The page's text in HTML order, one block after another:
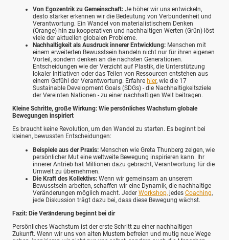
Von Egozentrik zu Gemeinschaft: Je höher wir uns entwickeln,
desto stärker erkennen wir die Bedeutung von Verbundenheit und
Verantwortung. Ein Wandel von materialistischem Denken
(Orange) hin zu kooperativen und nachhaltigen Werten (Grün) löst
viele der aktuellen globalen Probleme.
Nachhaltigkeit als Ausdruck innerer Entwicklung: Menschen mit
einem erweiterten Bewusstsein handeln nicht nur für ihren eigenen
Vorteil, sondern denken an die nächsten Generationen.
Entscheidungen wie der Verzicht auf Plastik, die Unterstützung
lokaler Initiativen oder das Teilen von Ressourcen entstehen aus
einem Gefühl der Verantwortung. Erfahre hier, wie die 17
Sustainable Development Goals (SDGs) - die Nachhaltigkeitsziele
der Vereinten Nationen - zu einer nachhaltigen Welt beitragen.
Kleine Schritte, große Wirkung: Wie persönliches Wachstum globale
Bewegungen inspiriert
Es braucht keine Revolution, um den Wandel zu starten. Es beginnt bei
kleinen, bewussten Entscheidungen:
Beispiele aus der Praxis: Menschen wie Greta Thunberg zeigen, wie
persönlicher Mut eine weltweite Bewegung inspirieren kann. Ihr
innerer Antrieb hat Millionen dazu gebracht, Verantwortung für die
Umwelt zu übernehmen.
Die Kraft des Kollektivs: Wenn wir gemeinsam an unserem
Bewusstsein arbeiten, schaffen wir eine Dynamik, die nachhaltige
Veränderungen möglich macht. Jeder Workshop, jedes Coaching,
jede Diskussion trägt dazu bei, dass diese Bewegung wächst.
Fazit: Die Veränderung beginnt bei dir
Persönliches Wachstum ist der erste Schritt zu einer nachhaltigen
Zukunft. Wenn wir uns von alten Mustern befreien und mutig neue Wege